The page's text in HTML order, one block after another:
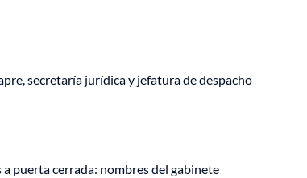
secretaría jurídica y jefatura de despacho
puerta cerrada: nombres del gabinete